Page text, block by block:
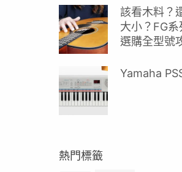
該看木料？
大小？FG
選購全型號
Yamaha
熱門標籤